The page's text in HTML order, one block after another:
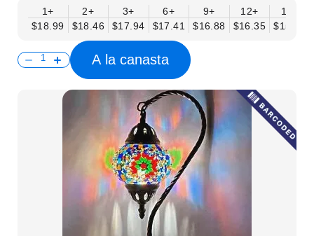
1+
$18.99
2+
$18.46
3+
$17.94
6+
$17.41
9+
$16.88
12+
$16.35
15+
$15.83
A la canasta